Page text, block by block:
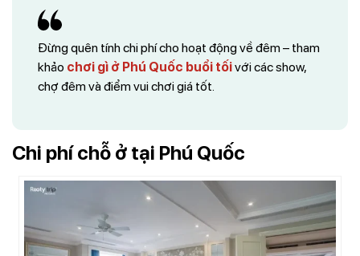
Đừng quên tính chi phí cho hoạt động về đêm – tham
khảo chơi gì ở Phú Quốc buổi tốivới các show,
chợ đêm và điểm vui chơi giá tốt.
Chi phí chỗ ở tại Phú Quốc